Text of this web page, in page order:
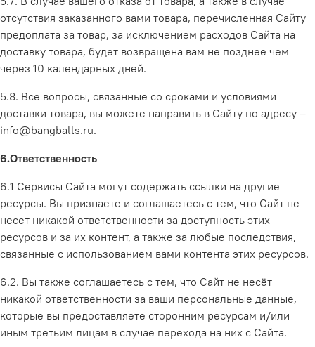
отсутствия заказанного вами товара, перечисленная Сайту
предоплата за товар, за исключением расходов Сайта на
доставку товара, будет возвращена вам не позднее чем
через 10 календарных дней.
5.8. Все вопросы, связанные со сроками и условиями
доставки товара, вы можете направить в Сайту по адресу –
info@bangballs.ru.
6.Ответственность
6.1 Сервисы Сайта могут содержать ссылки на другие
ресурсы. Вы признаете и соглашаетесь с тем, что Сайт не
несет никакой ответственности за доступность этих
ресурсов и за их контент, а также за любые последствия,
связанные с использованием вами контента этих ресурсов.
6.2. Вы также соглашаетесь с тем, что Сайт не несёт
никакой ответственности за ваши персональные данные,
которые вы предоставляете сторонним ресурсам и/или
иным третьим лицам в случае перехода на них с Сайта.